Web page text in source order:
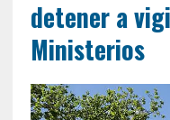
detener a
Ministerios